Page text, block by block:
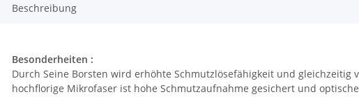
Beschreibung
Besonderheiten :
Durch Seine Borsten wird erhöhte Schmutzlösefähigkeit und
hochflorige Mikrofaser ist hohe Schmutzaufnahme gesichert und